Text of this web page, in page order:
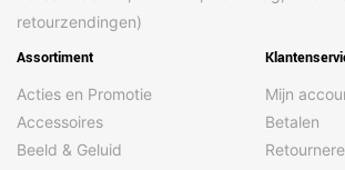
retourzendingen)
Assortiment
Acties en Promotie
Accessoires
Beeld & Geluid
Mijn
Betalen